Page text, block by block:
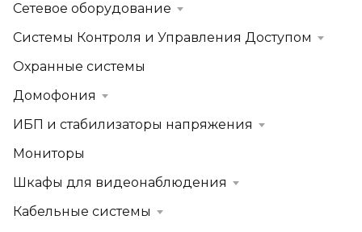
Сетевое оборудование
Системы Контроля и Управления Доступом
Охранные системы
Домофония
ИБП и стабилизаторы напряжения
Мониторы
Шкафы для видеонаблюдения
Кабельные системы